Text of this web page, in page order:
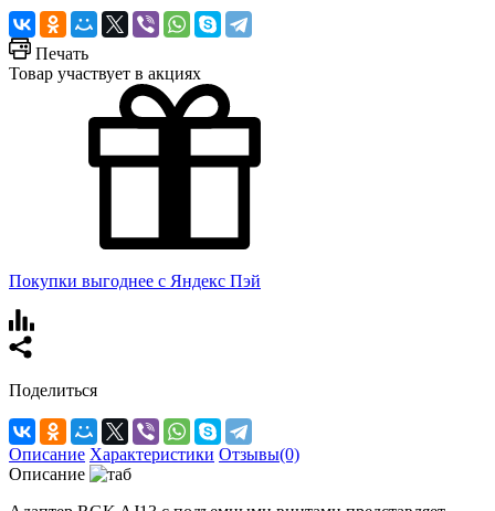
Печать
Товар участвует в акциях
Покупки выгоднее с Яндекс Пэй
Поделиться
Описание Характеристики Отзывы(0)
Описание